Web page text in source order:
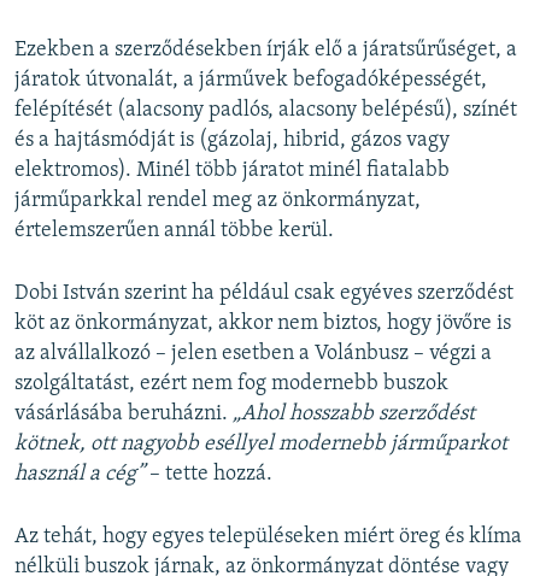
Ezekben a szerződésekben írják elő a járatsűrűséget, a
járatok útvonalát, a járművek befogadóképességét,
felépítését (alacsony padlós, alacsony belépésű), színét
és a hajtásmódját is (gázolaj, hibrid, gázos vagy
elektromos). Minél több járatot minél fiatalabb
járműparkkal rendel meg az önkormányzat,
értelemszerűen annál többe kerül.
Dobi István szerint ha például csak egyéves szerződést
köt az önkormányzat, akkor nem biztos, hogy jövőre is
az alvállalkozó – jelen esetben a Volánbusz – végzi a
szolgáltatást, ezért nem fog modernebb buszok
vásárlásába beruházni. „Ahol hosszabb szerződést
kötnek, ott nagyobb eséllyel modernebb járműparkot
használ a cég”– tette hozzá.
Az tehát, hogy egyes településeken miért öreg és klíma
nélküli buszok járnak, az önkormányzat döntése vagy